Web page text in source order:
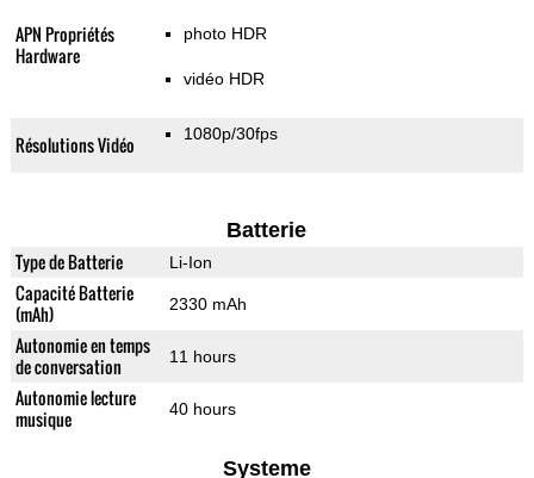
APN Propriétés
Hardware
photo HDR
vidéo HDR
Résolutions Vidéo 1080p/30fps
Batterie
Type de Batterie Li-Ion
Capacité Batterie
(mAh)
2330 mAh
Autonomie en temps
de conversation
11 hours
Autonomie lecture
musique
40 hours
Systeme